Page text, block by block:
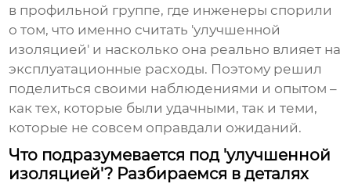
в профильной группе, где инженеры спорили
о том, что именно считать 'улучшенной
изоляцией' и насколько она реально влияет на
эксплуатационные расходы. Поэтому решил
поделиться своими наблюдениями и опытом –
как тех, которые были удачными, так и теми,
которые не совсем оправдали ожиданий.
Что подразумевается под 'улучшенной
изоляцией'? Разбираемся в деталях